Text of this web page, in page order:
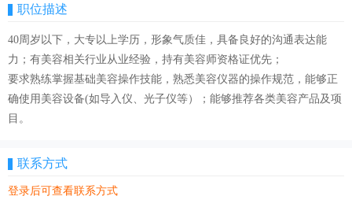
职位描述
40周岁以下，大专以上学历，形象气质佳，具备良好的沟通表达能
力；有美容相关行业从业经验，持有美容师资格证优先；
要求熟练掌握基础美容操作技能，熟悉美容仪器的操作规范，能够正
确使用美容设备(如导入仪、光子仪等）；能够推荐各类美容产品及项
目。
联系方式
登录后可查看联系方式